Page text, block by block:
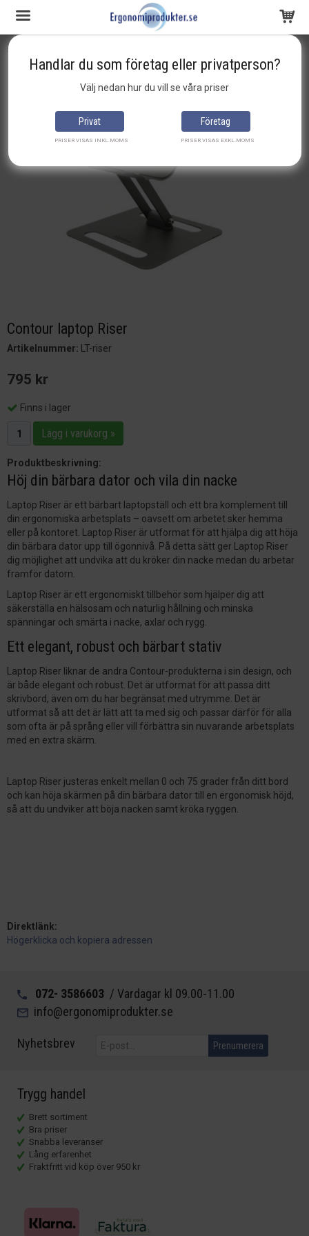
Produkten har blivit tillagd i varukorgen
Startsida
Contour laptop Riser
Artikelnummer: LT-riser
795 kr
Finns i lager
Lägg i varukorg »
Produktbeskrivning:
Höj din bärbara dator och vila din nacke
Laptop Riser är ett bärbart laptopställ och ett bra komplement till
din ergonomiska arbetsplats – oavsett om arbetet sker hemma
eller på kontoret. Laptop Riser är utformat för att hjälpa dig att höja
din bärbara dator upp till ögonnivå. På detta sätt ger Laptop Riser
dig möjlighet att undvika att du kröker din nacke medan du arbetar
framför datorn.
Laptop Riser är ett ergonomiskt tillbehör som hjälper dig att
säkerställa en hälsosam och naturlig hållning och minska
spänningar och smärta i nacke, axlar och rygg.
Ett elegant, robust och bärbart stativ
Laptop Riser liknar de andra Contour-produkterna i sin design, och
är både elegant och robust. Det är utformat för att passa ditt
skrivbord, även om du har begränsat med utrymme. Det är
utformat så att det är lätt att ta med sig och passar därför för alla
som ofta är på språng eller vill förbättra sin nuvarande arbetsplats
med en extra skärm.
Laptop Riser justeras enkelt mellan 0 och 75 grader från ditt bord
och kan höja skärmen på din bärbara dator till en ergonomisk höjd,
så att du undviker att böja nacken samt kröka ryggen.
Direktlänk:
Högerklicka och kopiera adressen
072- 3586603 / Vardagar kl 09.00-11.00
info@ergonomiprodukter.se
Nyhetsbrev Prenumerera
Trygg handel
Brett sortiment
Bra priser
Snabba leveranser
Lång erfarenhet
Fraktfritt vid köp över 950 kr
Handlar du som företag eller privatperson?
Välj nedan hur du vill se våra priser
Privat
PRISER VISAS INKL.MOMS
Företag
PRISER VISAS EXKL.MOMS